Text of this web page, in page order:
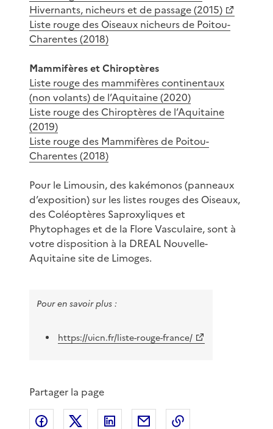
Hivernants, nicheurs et de passage (2015)
Liste rouge des Oiseaux nicheurs de Poitou-
Charentes (2018)
Mammifères et Chiroptères
Liste rouge des mammifères continentaux
(non volants) de l’Aquitaine (2020)
Liste rouge des Chiroptères de l’Aquitaine
(2019)
Liste rouge des Mammifères de Poitou-
Charentes (2018)
Pour le Limousin, des kakémonos (panneaux
d’exposition) sur les listes rouges des Oiseaux,
des Coléoptères Saproxyliques et
Phytophages et de la Flore Vasculaire, sont à
votre disposition à la DREAL Nouvelle-
Aquitaine site de Limoges.
Pour en savoir plus :
https://uicn.fr/liste-rouge-france/
Partager la page
Partager sur Facebook
Partager sur XPartager sur LinkedIn
Partager par email